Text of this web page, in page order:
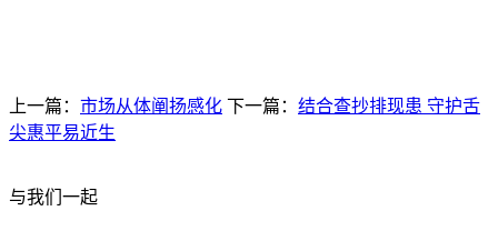
上一篇： 市场从体阐扬感化 下一篇： 结合查抄排现患 守护舌
尖惠平易近生
与我们一起